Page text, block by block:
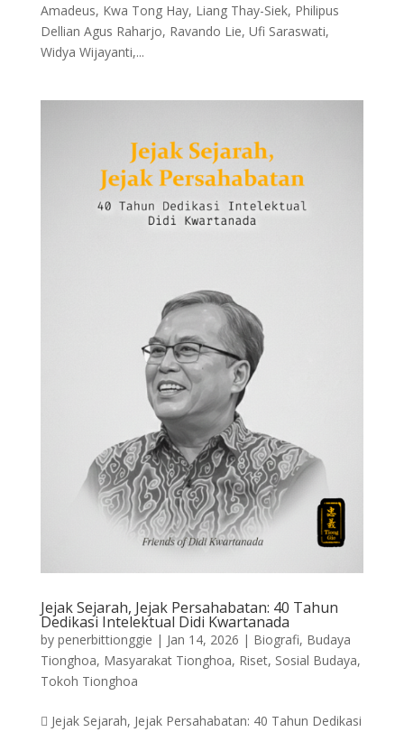
Amadeus, Kwa Tong Hay, Liang Thay-Siek, Philipus
Dellian Agus Raharjo, Ravando Lie, Ufi Saraswati,
Widya Wijayanti,...
Jejak Sejarah, Jejak Persahabatan: 40 Tahun
Dedikasi Intelektual Didi Kwartanada
by penerbittionggie | Jan 14, 2026 | Biografi, Budaya
Tionghoa, Masyarakat Tionghoa, Riset, Sosial Budaya,
Tokoh Tionghoa
 Jejak Sejarah, Jejak Persahabatan: 40 Tahun Dedikasi